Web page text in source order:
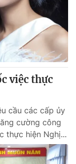
việc thực
cầu các cấp ủy
cường công
thực hiện Nghị...